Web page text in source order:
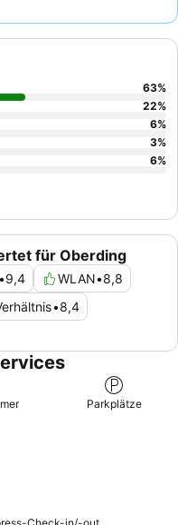
Gäste gewährleistet. Die
ruhigeren Aufenthalt
zum Flughafen
für Oberding
•9,4 WLAN•8,8
•8,4
63%
22%
6%
3%
6%
Parkplätze